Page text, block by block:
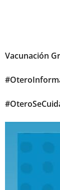
Vacunación